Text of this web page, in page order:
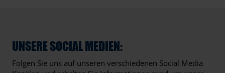
UNSERE SOCIAL MEDIEN:
Folgen Sie uns auf unseren verschiedenen Social Media